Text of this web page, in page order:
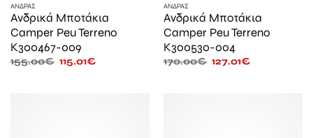
ΆΝΔΡΑΣ
Ανδρικά Μποτάκια
Camper Peu Terreno
K300467-009
155.00€ 115.01€
ΆΝΔΡΑΣ
Ανδρικά Μποτάκια
Camper Peu Terreno
K300530-004
170.00€ 127.01€